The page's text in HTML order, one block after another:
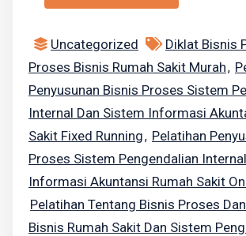
Uncategorized
Diklat Bisnis
Proses Bisnis Rumah Sakit Murah,
Penyusunan Bisnis Proses Sistem
Internal Dan Sistem Informasi
Sakit Fixed Running, Pelatihan
Proses Sistem Pengendalian
Informasi Akuntansi Rumah Sakit
Pelatihan Tentang Bisnis Proses
Bisnis Rumah Sakit Dan Sistem